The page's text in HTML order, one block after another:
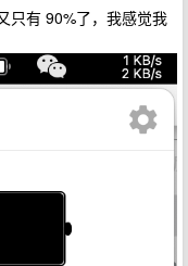
只有 90%了，我感觉我